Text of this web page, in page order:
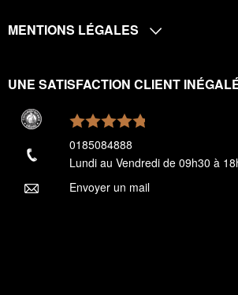
MENTIONS LÉGALES
UNE SATISFACTION CLIENT
0185084888
Lundi au Vendredi de 09h30 à
Envoyer un mail